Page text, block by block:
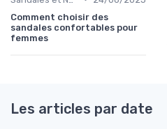
Comment choisir des
sandales confortables pour
femmes
Les articles par date